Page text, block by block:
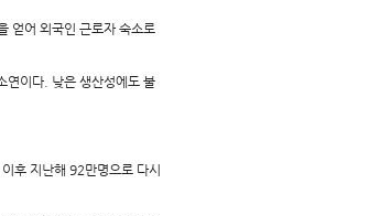
얻어 외국인 근로자 숙소로
연이다. 낮은 생산성에도 불
후 지난해 92만명으로 다시